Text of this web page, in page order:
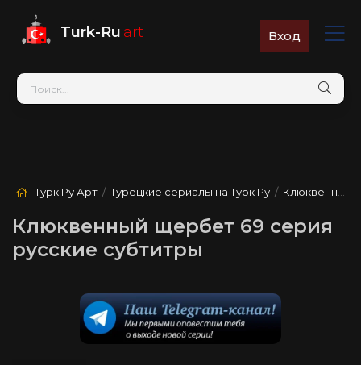
Turk-Ru.art Вход
Турк Ру Арт /Турецкие сериалы на Турк Ру / Клюквенный щербет
Клюквенный щербет 69 серия
русские субтитры